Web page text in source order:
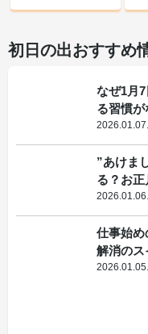
初日の出おすすめ
なぜ1月
る習慣が
”あけま
る？お
仕事始め
解消のス